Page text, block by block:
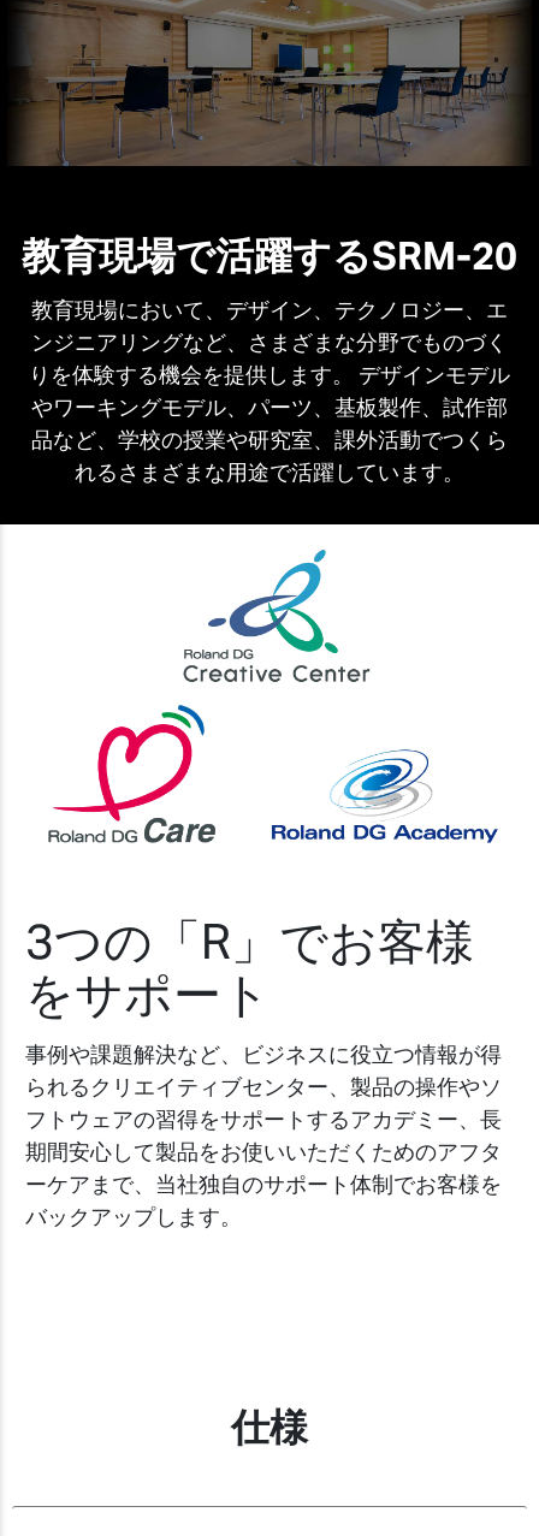
教育現場で活躍するSRM-20
教育現場において、デザイン、テクノロジー、エ
ンジニアリングなど、さまざまな分野でものづく
りを体験する機会を提供します。 デザインモデル
やワーキングモデル、パーツ、基板製作、試作部
品など、学校の授業や研究室、課外活動でつくら
れるさまざまな用途で活躍しています。
3つの「R」でお客様
をサポート
事例や課題解決など、ビジネスに役立つ情報が得
られるクリエイティブセンター、製品の操作やソ
フトウェアの習得をサポートするアカデミー、長
期間安心して製品をお使いいただくためのアフタ
ーケアまで、当社独自のサポート体制でお客様を
バックアップします。
仕様